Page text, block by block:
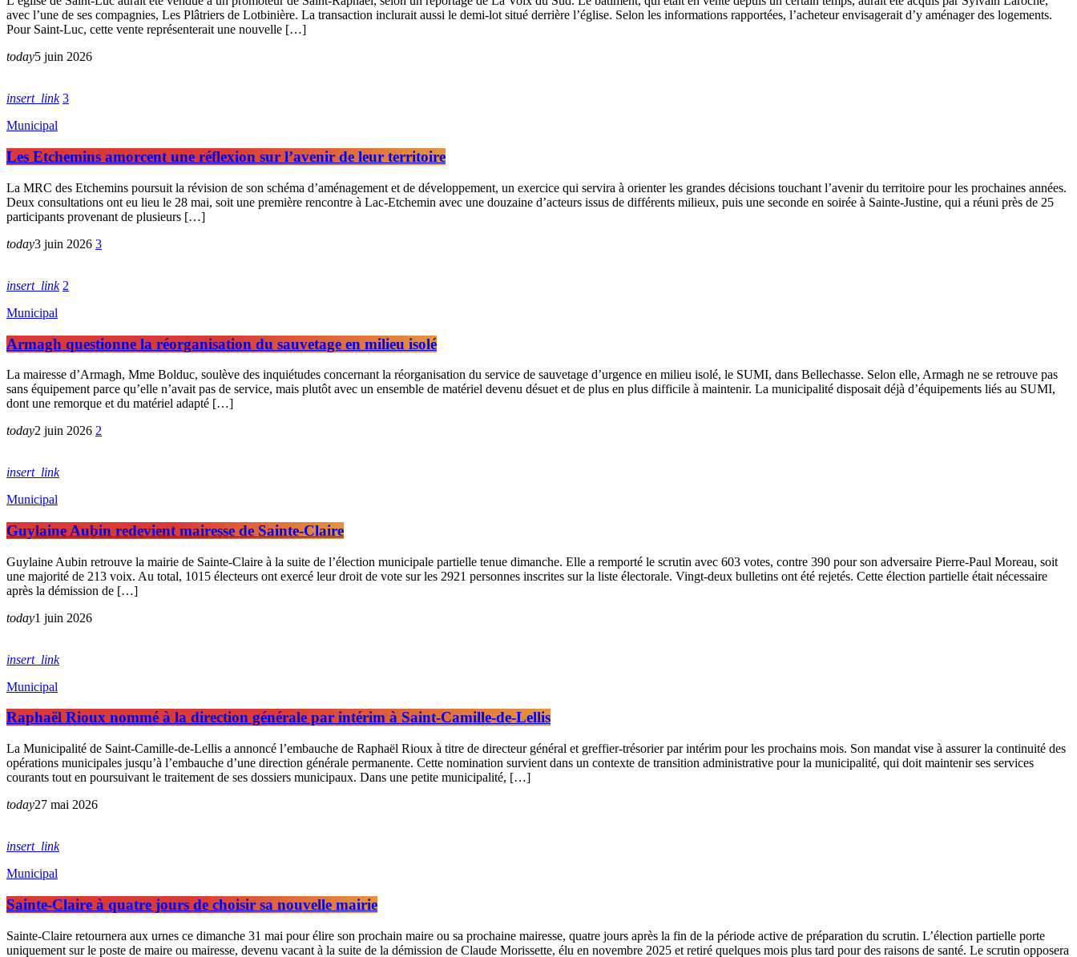
avec l’une de ses compagnies, Les Plâtriers de Lotbinière. La transaction inclurait aussi le demi-lot situé derrière l’église. Selon les informations rapportées, l’acheteur envisagerait d’y aménager des logements.
Pour Saint-Luc, cette vente représenterait une nouvelle […]
today5 juin 2026
insert_link 3
Municipal
Les Etchemins amorcent une réflexion sur l’avenir de leur territoire
La MRC des Etchemins poursuit la révision de son schéma d’aménagement et de développement, un exercice qui servira à orienter les grandes décisions touchant l’avenir du territoire pour les prochaines années.
Deux consultations ont eu lieu le 28 mai, soit une première rencontre à Lac-Etchemin avec une douzaine d’acteurs issus de différents milieux, puis une seconde en soirée à Sainte-Justine, qui a réuni près de 25
participants provenant de plusieurs […]
today3 juin 2026 3
insert_link 2
Municipal
Armagh questionne la réorganisation du sauvetage en milieu isolé
La mairesse d’Armagh, Mme Bolduc, soulève des inquiétudes concernant la réorganisation du service de sauvetage d’urgence en milieu isolé, le SUMI, dans Bellechasse. Selon elle, Armagh ne se retrouve pas
sans équipement parce qu’elle n’avait pas de service, mais plutôt avec un ensemble de matériel devenu désuet et de plus en plus difficile à maintenir. La municipalité disposait déjà d’équipements liés au SUMI,
dont une remorque et du matériel adapté […]
today2 juin 2026 2
insert_link
Municipal
Guylaine Aubin redevient mairesse de Sainte-Claire
Guylaine Aubin retrouve la mairie de Sainte-Claire à la suite de l’élection municipale partielle tenue dimanche. Elle a remporté le scrutin avec 603 votes, contre 390 pour son adversaire Pierre-Paul Moreau, soit
une majorité de 213 voix. Au total, 1015 électeurs ont exercé leur droit de vote sur les 2921 personnes inscrites sur la liste électorale. Vingt-deux bulletins ont été rejetés. Cette élection partielle était nécessaire
après la démission de […]
today1 juin 2026
insert_link
Municipal
Raphaël Rioux nommé à la direction générale par intérim à Saint-Camille-de-Lellis
La Municipalité de Saint-Camille-de-Lellis a annoncé l’embauche de Raphaël Rioux à titre de directeur général et greffier-trésorier par intérim pour les prochains mois. Son mandat vise à assurer la continuité des
opérations municipales jusqu’à l’embauche d’une direction générale permanente. Cette nomination survient dans un contexte de transition administrative pour la municipalité, qui doit maintenir ses services
courants tout en poursuivant le traitement de ses dossiers municipaux. Dans une petite municipalité, […]
today27 mai 2026
insert_link
Municipal
Sainte-Claire à quatre jours de choisir sa nouvelle mairie
Sainte-Claire retournera aux urnes ce dimanche 31 mai pour élire son prochain maire ou sa prochaine mairesse, quatre jours après la fin de la période active de préparation du scrutin. L’élection partielle porte
uniquement sur le poste de maire ou mairesse, devenu vacant à la suite de la démission de Claude Morissette, élu en novembre 2025 et retiré quelques mois plus tard pour des raisons de santé. Le scrutin opposera